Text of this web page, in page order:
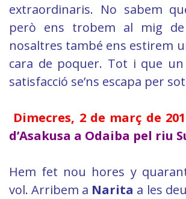
extraordinaris. No sabem
però ens trobem al mig de
nosaltres també ens estirem
cara de poquer. Tot i que un
satisfacció se’ns escapa per
Dimecres, 2 de març de
d’Asakusa a Odaiba pel riu
Hem fet nou hores y
vol. Arribem a Narita a les